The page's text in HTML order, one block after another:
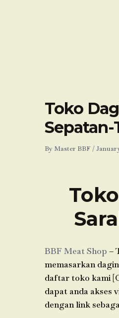
Toko
By Master BBF /
BBF Meat Shop –
memasarkan
daftar toko kami
dapat anda akses
dengan link